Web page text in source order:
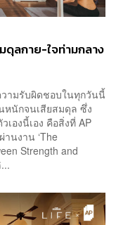
ลกาย-ใจท่ามกลาง
วามรับผิดชอบในทุกวันนี้
หนักจนเสียสมดุล ซึ่ง
องนี้เอง คือสิ่งที่ AP
นงาน ‘The
Strength and